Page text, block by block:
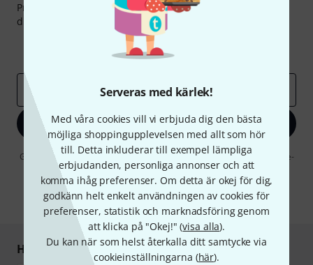
Serveras med kärlek!
Med våra cookies vill vi erbjuda dig den bästa
möjliga shoppingupplevelsen med allt som hör
till. Detta inkluderar till exempel lämpliga
erbjudanden, personliga annonser och att
komma ihåg preferenser. Om detta är okej för dig,
godkänn helt enkelt användningen av cookies för
preferenser, statistik och marknadsföring genom
att klicka på "Okej!" (visa alla).
Du kan när som helst återkalla ditt samtycke via
cookieinställningarna (här).
Prenumererar på Thomanns Nyhetsbrev på engelska och
du kan med lite tur vinna en50 kupong
Inspirerande inlägg
Thomann Insikter
E-postadress
Registrera dig nu
Genom att klicka på "Registrera dig nu" samtycker jag till att ta emot e-
postreklam. Avregistrering är möjlig när som helst. Du finner mer
information om nyhetsbrevet i vårsekretesspolicy.
* Nödvändig
Handla och betala säkert